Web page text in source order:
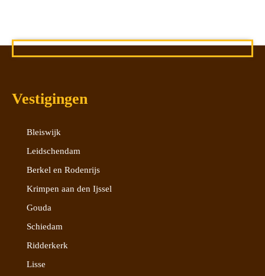
Vestigingen
Bleiswijk
Leidschendam
Berkel en Rodenrijs
Krimpen aan den Ijssel
Gouda
Schiedam
Ridderkerk
Lisse